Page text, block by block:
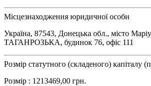
Місцезнаходження юридичної особи
Україна, 87543, Донецька обл., місто
ТАГАНРОЗЬКА, будинок 76, офіс 111
Розмір статутного (складеного) капіталу
Розмір : 1213469,00 грн.